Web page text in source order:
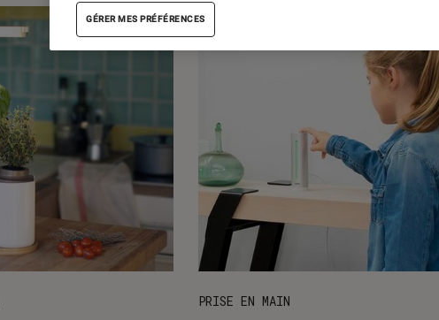
PRISE EN MAIN
GÉRER MES PRÉFÉRENCES